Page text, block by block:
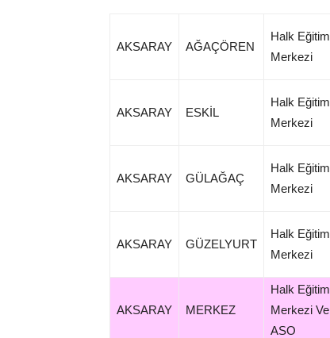
AKSARAY AĞAÇÖREN
Halk Eğitim
Merkezi
AKSARAY ESKİL
Halk Eğitim
Merkezi
AKSARAY GÜLAĞAÇ
Halk Eğitim
Merkezi
AKSARAY GÜZELYURT
Halk Eğitim
Merkezi
AKSARAY MERKEZ
Halk Eğitim
Merkezi Ve
ASO